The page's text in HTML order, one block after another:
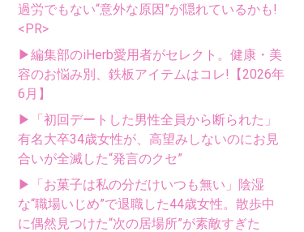
過労でもない“意外な原因”が隠れているかも!
<PR>
▶編集部のiHerb愛用者がセレクト。健康・美
容のお悩み別、鉄板アイテムはコレ!【2026年
6月】
▶「初回デートした男性全員から断られた」
有名大卒34歳女性が、高望みしないのにお見
合いが全滅した“発言のクセ”
▶「お菓子は私の分だけいつも無い」陰湿
な“職場いじめ”で退職した44歳女性。散歩中
に偶然見つけた“次の居場所”が素敵すぎた